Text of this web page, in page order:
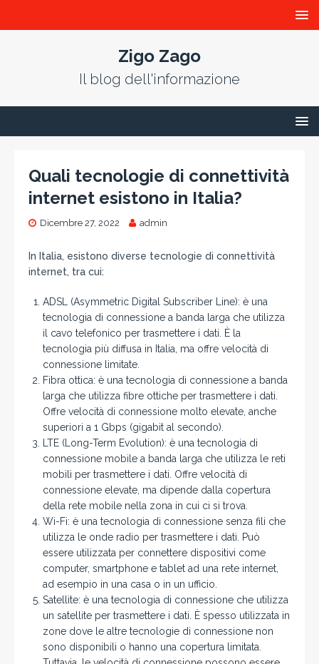
Zigo Zago
Il blog dell'informazione
Quali tecnologie di connettività
internet esistono in Italia?
Dicembre 27, 2022 admin
In Italia, esistono diverse tecnologie di connettività
internet, tra cui:
ADSL (Asymmetric Digital Subscriber Line): è una
tecnologia di connessione a banda larga che utilizza
il cavo telefonico per trasmettere i dati. È la
tecnologia più diffusa in Italia, ma offre velocità di
connessione limitate.
Fibra ottica: è una tecnologia di connessione a banda
larga che utilizza fibre ottiche per trasmettere i dati.
Offre velocità di connessione molto elevate, anche
superiori a 1 Gbps (gigabit al secondo).
LTE (Long-Term Evolution): è una tecnologia di
connessione mobile a banda larga che utilizza le reti
mobili per trasmettere i dati. Offre velocità di
connessione elevate, ma dipende dalla copertura
della rete mobile nella zona in cui ci si trova.
Wi-Fi: è una tecnologia di connessione senza fili che
utilizza le onde radio per trasmettere i dati. Può
essere utilizzata per connettere dispositivi come
computer, smartphone e tablet ad una rete internet,
ad esempio in una casa o in un ufficio.
Satellite: è una tecnologia di connessione che utilizza
un satellite per trasmettere i dati. È spesso utilizzata in
zone dove le altre tecnologie di connessione non
sono disponibili o hanno una copertura limitata.